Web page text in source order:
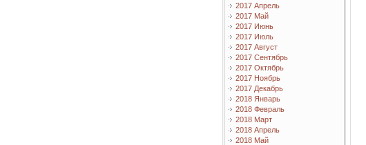
2017 Апрель
2017 Май
2017 Июнь
2017 Июль
2017 Август
2017 Сентябрь
2017 Октябрь
2017 Ноябрь
2017 Декабрь
2018 Январь
2018 Февраль
2018 Март
2018 Апрель
2018 Май